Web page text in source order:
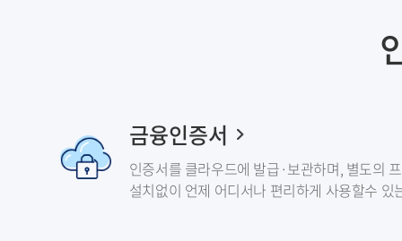
금융인증서
인증서를 클라우드에 발급·보관하며, 별도의
설치없이 언제 어디서나 편리하게 사용할수 있